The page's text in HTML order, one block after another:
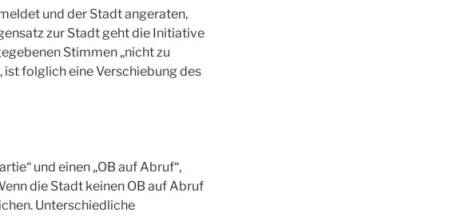
und der Stadt angeraten,
zur Stadt geht die Initiative
Stimmen „nicht zu
ist folglich eine Verschiebung des
und einen „OB auf Abruf“,
die Stadt keinen OB auf Abruf
Unterschiedliche